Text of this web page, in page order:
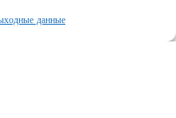
данные